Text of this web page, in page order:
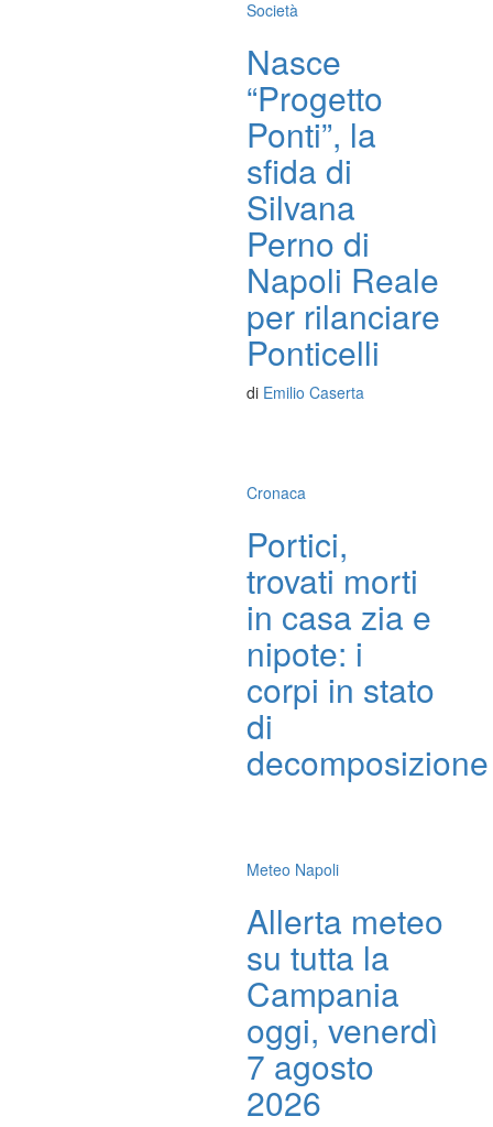
Società
Nasce
“Progetto
Ponti”, la
sfida di
Silvana
Perno di
Napoli Reale
per rilanciare
Ponticelli
di Emilio Caserta
Cronaca
Portici,
trovati morti
in casa zia e
nipote: i
corpi in stato
di
decomposizione
Meteo Napoli
Allerta meteo
su tutta la
Campania
oggi, venerdì
7 agosto
2026